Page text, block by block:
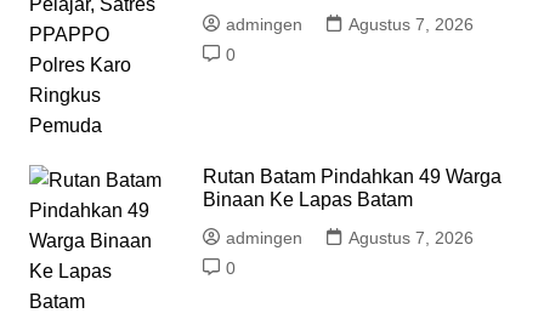
admingen
Agustus 7, 2026
0
Rutan Batam Pindahkan 49 Warga
Binaan Ke Lapas Batam
admingen
Agustus 7, 2026
0